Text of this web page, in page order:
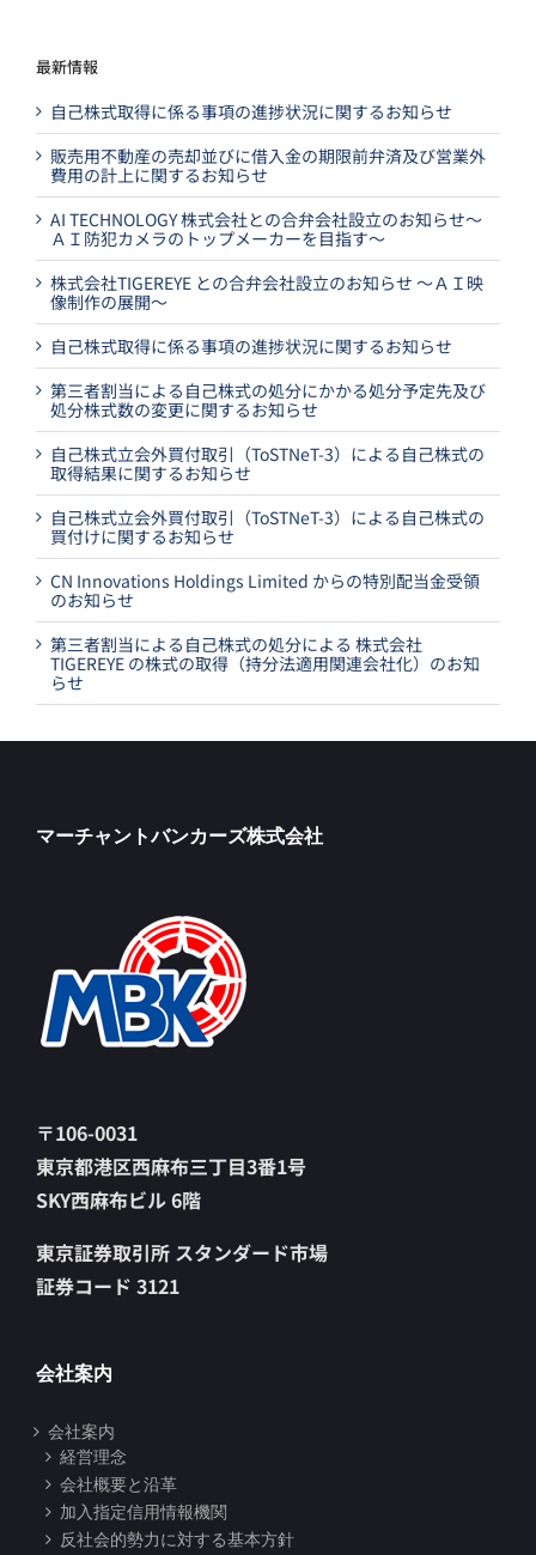
最新情報
自己株式取得に係る事項の進捗状況に関するお知らせ
販売用不動産の売却並びに借入金の期限前弁済及び営業外
費用の計上に関するお知らせ
AI TECHNOLOGY 株式会社との合弁会社設立のお知らせ～
ＡＩ防犯カメラのトップメーカーを目指す～
株式会社TIGEREYE との合弁会社設立のお知らせ ～ＡＩ映
像制作の展開～
自己株式取得に係る事項の進捗状況に関するお知らせ
第三者割当による自己株式の処分にかかる処分予定先及び
処分株式数の変更に関するお知らせ
自己株式立会外買付取引（ToSTNeT-3）による自己株式の
取得結果に関するお知らせ
自己株式立会外買付取引（ToSTNeT-3）による自己株式の
買付けに関するお知らせ
CN Innovations Holdings Limited からの特別配当金受領
のお知らせ
第三者割当による自己株式の処分による 株式会社
TIGEREYE の株式の取得（持分法適用関連会社化）のお知
らせ
マーチャントバンカーズ株式会社
〒106-0031
東京都港区西麻布三丁目3番1号
SKY西麻布ビル 6階
東京証券取引所 スタンダード市場
証券コード 3121
会社案内
会社案内
経営理念
会社概要と沿革
加入指定信用情報機関
反社会的勢力に対する基本方針